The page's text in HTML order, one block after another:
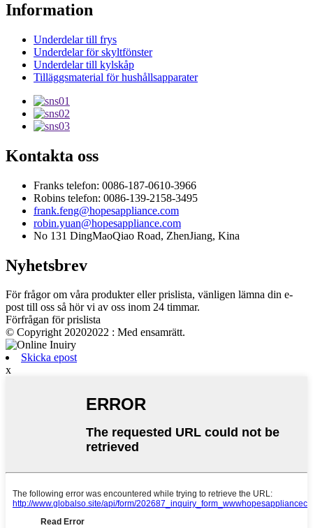
Information
Underdelar till frys
Underdelar för skyltfönster
Underdelar till kylskåp
Tilläggsmaterial för hushållsapparater
Kontakta oss
Franks telefon: 0086-187-0610-3966
Robins telefon: 0086-139-2158-3495
frank.feng@hopesappliance.com
robin.yuan@hopesappliance.com
No 131 DingMaoQiao Road, ZhenJiang, Kina
Nyhetsbrev
För frågor om våra produkter eller prislista, vänligen lämna din e-
post till oss så hör vi av oss inom 24 timmar.
Förfrågan för prislista
© Copyright 20202022 : Med ensamrätt.
Skicka epost
x